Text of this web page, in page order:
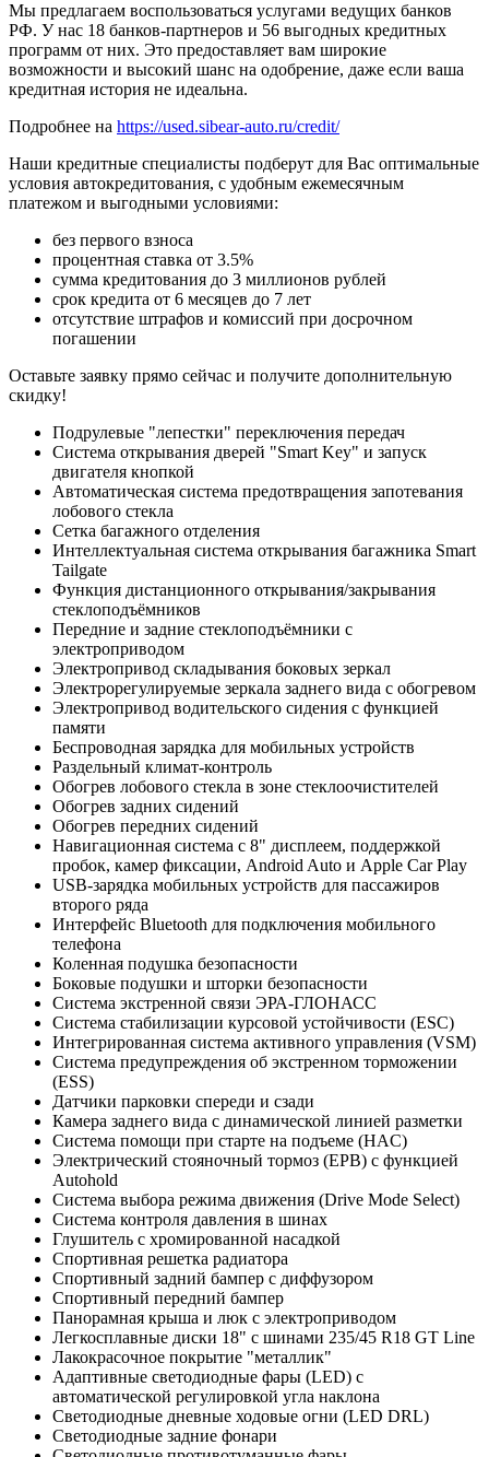
Мы предлагаем воспользоваться услугами ведущих банков
РФ. У нас 18 банков-партнеров и 56 выгодных кредитных
программ от них. Это предоставляет вам широкие
возможности и высокий шанс на одобрение, даже если ваша
кредитная история не идеальна.
Подробнее на https://used.sibear-auto.ru/credit/
Наши кредитные специалисты подберут для Вас оптимальные
условия автокредитования, с удобным ежемесячным
платежом и выгодными условиями:
без первого взноса
процентная ставка от 3.5%
сумма кредитования до 3 миллионов рублей
срок кредита от 6 месяцев до 7 лет
отсутствие штрафов и комиссий при досрочном
погашении
Оставьте заявку прямо сейчас и получите дополнительную
скидку!
Подрулевые "лепестки" переключения передач
Система открывания дверей "Smart Key" и запуск
двигателя кнопкой
Автоматическая система предотвращения запотевания
лобового стекла
Сетка багажного отделения
Интеллектуальная система открывания багажника Smart
Tailgate
Функция дистанционного открывания/закрывания
стеклоподъёмников
Передние и задние стеклоподъёмники с
электроприводом
Электропривод складывания боковых зеркал
Электрорегулируемые зеркала заднего вида с обогревом
Электропривод водительского сидения с функцией
памяти
Беспроводная зарядка для мобильных устройств
Раздельный климат-контроль
Обогрев лобового стекла в зоне стеклоочистителей
Обогрев задних сидений
Обогрев передних сидений
Навигационная система с 8" дисплеем, поддержкой
пробок, камер фиксации, Android Auto и Apple Car Play
USB-зарядка мобильных устройств для пассажиров
второго ряда
Интерфейс Bluetooth для подключения мобильного
телефона
Коленная подушка безопасности
Боковые подушки и шторки безопасности
Система экстренной связи ЭРА-ГЛОНАСС
Система стабилизации курсовой устойчивости (ESC)
Интегрированная система активного управления (VSM)
Система предупреждения об экстренном торможении
(ESS)
Датчики парковки спереди и сзади
Камера заднего вида с динамической линией разметки
Система помощи при старте на подъеме (HAC)
Электрический стояночный тормоз (EPB) c функцией
Autohold
Система выбора режима движения (Drive Mode Select)
Система контроля давления в шинах
Глушитель с хромированной насадкой
Спортивная решетка радиатора
Спортивный задний бампер с диффузором
Спортивный передний бампер
Панорамная крыша и люк с электроприводом
Легкосплавные диски 18" с шинами 235/45 R18 GT Line
Лакокрасочное покрытие "металлик"
Адаптивные светодиодные фары (LED) с
автоматической регулировкой угла наклона
Светодиодные дневные ходовые огни (LED DRL)
Светодиодные задние фонари